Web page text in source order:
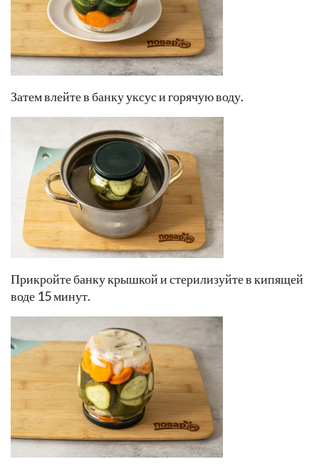
Затем влейте в банку уксус и горячую воду.
Прикройте банку крышкой и стерилизуйте в кипящей
воде 15 минут.